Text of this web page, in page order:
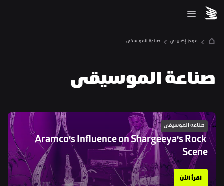
موجز إكس بي صناعة الموسيقى
صناعة الموسيقى
صناعة الموسيقى
Aramco's Influence on Shargeeya's Rock
Scene
اقرأ الآن